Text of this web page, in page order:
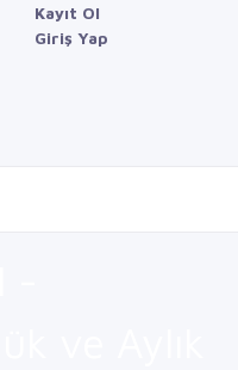
Kayıt Ol
Giriş Yap